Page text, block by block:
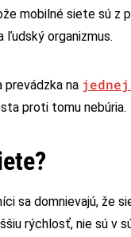
mobilné siete sú
ľudský organizmus.
na
proti tomu nebúria.
sa domnievajú, že
rýchlosť, nie sú v